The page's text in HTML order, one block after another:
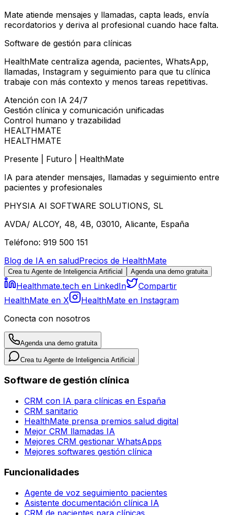
Mate atiende mensajes y llamadas, capta leads, envía
recordatorios y deriva al profesional cuando hace falta.
Software de gestión para clínicas
HealthMate centraliza agenda, pacientes, WhatsApp,
llamadas, Instagram y seguimiento para que tu clínica
trabaje con más contexto y menos tareas repetitivas.
Atención con IA 24/7
Gestión clínica y comunicación unificadas
Control humano y trazabilidad
HEALTHMATE
HEALTHMATE
Presente | Futuro | HealthMate
IA para atender mensajes, llamadas y seguimiento entre
pacientes y profesionales
PHYSIA AI SOFTWARE SOLUTIONS, SL
AVDA/ ALCOY, 48, 4B, 03010, Alicante, España
Teléfono: 919 500 151
Blog de IA en saludPrecios de HealthMate
Crea tu Agente de Inteligencia Artificial Agenda una demo gratuita
Healthmate.tech en LinkedIn
Compartir
HealthMate en X
HealthMate en Instagram
Conecta con nosotros
Agenda una demo gratuita
Crea tu Agente de Inteligencia Artificial
Software de gestión clínica
CRM con IA para clínicas en España
CRM sanitario
HealthMate prensa premios salud digital
Mejor CRM llamadas IA
Mejores CRM gestionar WhatsApps
Mejores softwares gestión clínica
Funcionalidades
Agente de voz seguimiento pacientes
Asistente documentación clínica IA
CRM de pacientes para clínicas